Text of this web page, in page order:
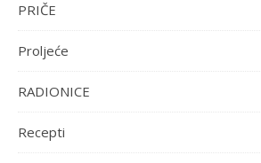
PRIČE
Proljeće
RADIONICE
Recepti